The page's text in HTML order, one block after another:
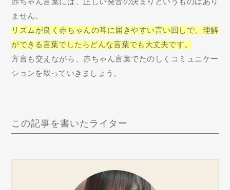
ません。
リズムが良く赤ちゃんの耳に届きやすい言い回しで、理解
ができる言葉でしたらどんな言葉でも大丈夫です。
方言も交えながら、赤ちゃん言葉でたのしくコミュニケー
ションを取っていきましょう。
この記事を書いたライター